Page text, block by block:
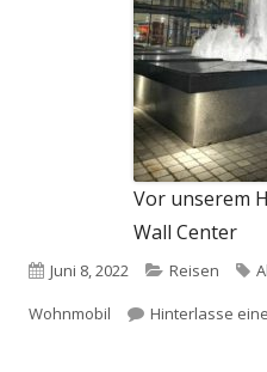
Vor unserem
Wall Center
Veröffentlicht
am
Juni 8, 2022 Kategorien
Reisen
Wohnmobil
Hinterlasse